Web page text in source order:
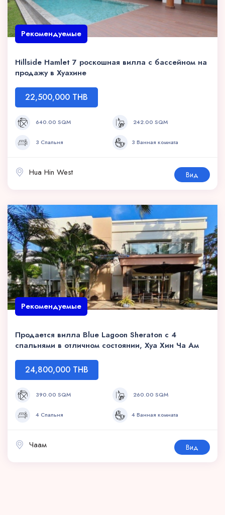
Рекомендуемые
Hillside Hamlet 7 роскошная вилла с бассейном на
продажу в Хуахине
22,500,000 THB
640.00 SQM 242.00 SQM
3 Спальня 3 Ванная комната
Hua Hin West Вид
Рекомендуемые
Продается вилла Blue Lagoon Sheraton с 4
спальнями в отличном состоянии, Хуа Хин Ча Ам
24,800,000 THB
390.00 SQM 260.00 SQM
4 Спальня 4 Ванная комната
Чаам Вид